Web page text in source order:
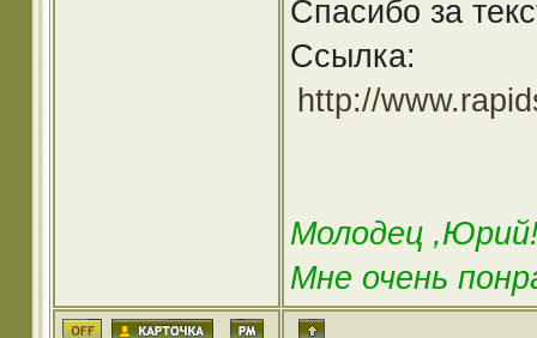
Спасибо за
Ссылка:
http://
Молодец
Мне очень